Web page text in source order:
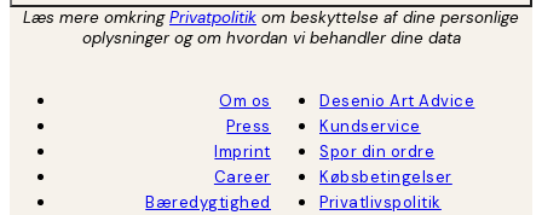
Læs mere omkringPrivatpolitik om beskyttelse af dine personlige
oplysninger og om hvordan vi behandler dine data
Om os
Press
Imprint
Career
Bæredygtighed
Desenio Art Advice
Kundservice
Spor din ordre
Købsbetingelser
Privatlivspolitik